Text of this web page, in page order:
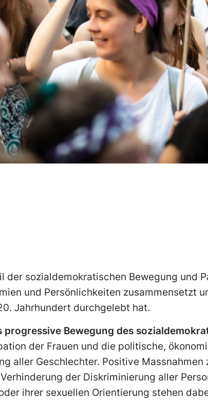
der sozialdemokratischen Bewegung und
und Persönlichkeiten zusammensetzt
Jahrhundert durchgelebt hat.
progressive Bewegung des
der Frauen und die politische,
aller Geschlechter. Positive Massnahmen
der Diskriminierung aller
ihrer sexuellen Orientierung stehen